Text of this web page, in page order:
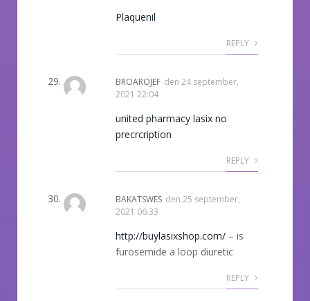
Plaquenil
REPLY
BROAROJEF den 24 september,
2021 22:04
united pharmacy lasix no
precrcription
REPLY
BAKATSWES den 25 september,
2021 06:33
http://buylasixshop.com/ – is
furosemide a loop diuretic
REPLY